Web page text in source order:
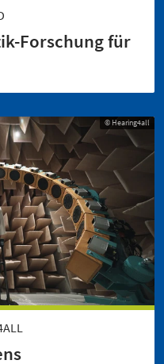
Forschung für
© Hearing4all